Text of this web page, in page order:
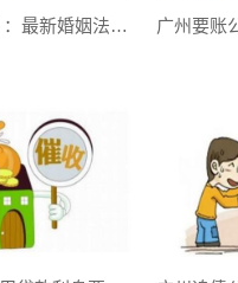
广州要账公司 ：最新婚姻法夫妻共同债务的认定标准是什么